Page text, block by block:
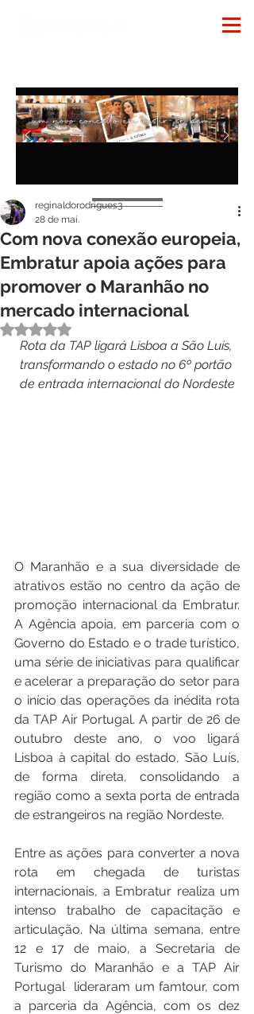
Com nova conexão europeia,
Embratur apoia ações para
promover o Maranhão no
mercado internacional
reginaldorodrigues3
28 de mai.
Avaliado com NaN de 5 estrelas.
Rota da TAP ligará Lisboa a São Luís,
transformando o estado no 6º portão
de entrada internacional do Nordeste
O Maranhão e a sua diversidade de
atrativos estão no centro da ação de
promoção internacional da Embratur.
A Agência apoia, em parceria com o
Governo do Estado e o trade turístico,
uma série de iniciativas para qualificar
e acelerar a preparação do setor para
o início das operações da inédita rota
da TAP Air Portugal. A partir de 26 de
outubro deste ano, o voo ligará
Lisboa à capital do estado, São Luís,
de forma direta, consolidando a
região como a sexta porta de entrada
de estrangeiros na região Nordeste.
Entre as ações para converter a nova
rota em chegada de turistas
internacionais, a Embratur realiza um
intenso trabalho de capacitação e
articulação. Na última semana, entre
12 e 17 de maio, a Secretaria de
Turismo do Maranhão e a TAP Air
Portugal  lideraram um famtour, com
a parceria da Agência, com os dez